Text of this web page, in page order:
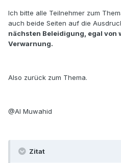
Ich bitte alle Teilnehmer zum
auch beide Seiten auf die
nächsten Beleidigung, egal von
Verwarnung.
Also zurück zum Thema.
@Al Muwahid
Zitat